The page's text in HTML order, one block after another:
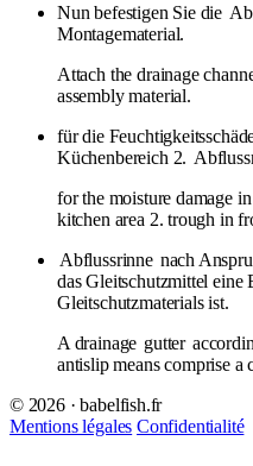
Nun befestigen Sie die
Montagematerial.
Attach the drainage
assembly material.
für die
Küchenbereich 2.
for the moisture damage
kitchen area 2. trough in
Abflussrinne nach
das Gleitschutzmittel eine
Gleitschutzmaterials ist.
A drainage gutter
antislip means comprise a
© 2026 · babelfish.fr
Mentions légales Confidentialité